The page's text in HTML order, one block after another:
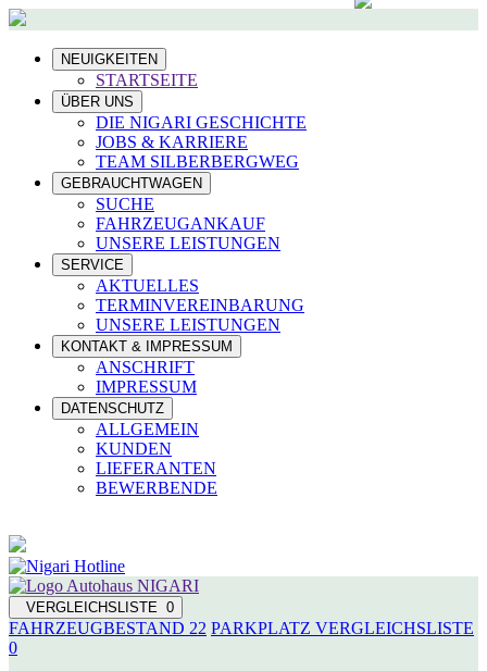
NEUIGKEITEN
STARTSEITE
ÜBER UNS
DIE NIGARI GESCHICHTE
JOBS & KARRIERE
TEAM SILBERBERGWEG
GEBRAUCHTWAGEN
SUCHE
FAHRZEUGANKAUF
UNSERE LEISTUNGEN
SERVICE
AKTUELLES
TERMINVEREINBARUNG
UNSERE LEISTUNGEN
KONTAKT & IMPRESSUM
ANSCHRIFT
IMPRESSUM
DATENSCHUTZ
ALLGEMEIN
KUNDEN
LIEFERANTEN
BEWERBENDE
VERGLEICHSLISTE 0
FAHRZEUGBESTAND 22 PARKPLATZ VERGLEICHSLISTE
0